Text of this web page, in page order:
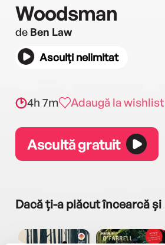
Woodsman
de Ben Law
Asculți nelimitat
4h 7m Adaugă la wishlist
Ascultă gratuit
Dacă ți-a plăcut încearcă și